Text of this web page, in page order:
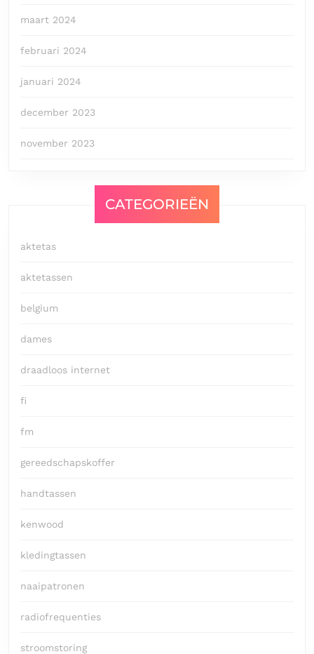
maart 2024
februari 2024
januari 2024
december 2023
november 2023
CATEGORIEËN
aktetas
aktetassen
belgium
dames
draadloos internet
fi
fm
gereedschapskoffer
handtassen
kenwood
kledingtassen
naaipatronen
radiofrequenties
stroomstoring